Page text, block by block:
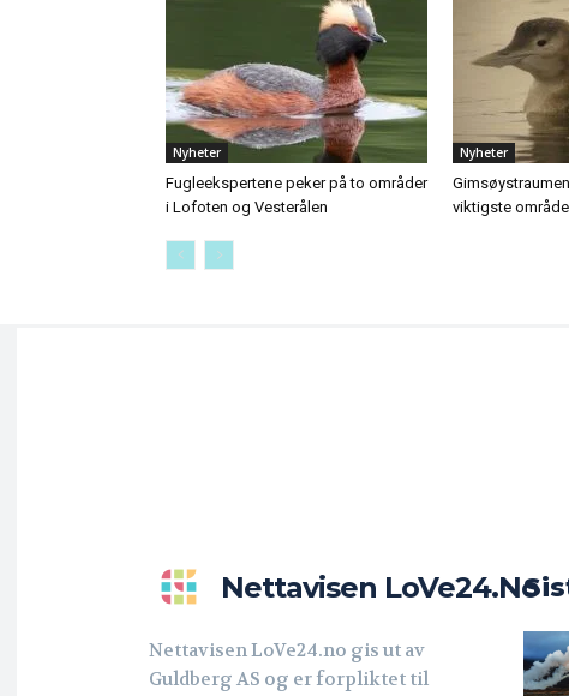
Nyheter
Fugleekspertene peker på to områder
i Lofoten og Vesterålen
Nyheter
viktigste område
Nettavisen LoVe24.no
Nettavisen LoVe24.no gis ut av
Guldberg AS og er forpliktet til